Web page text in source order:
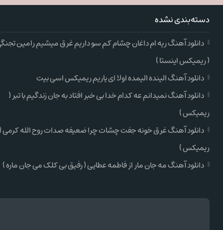
دسته‌بندی نشده
دانلود آهنگ ریه ام داغان چشام کم سو داریم غرق میشیم رامین
( ریمیکس اینستا )
دانلود آهنگ الینده الیمده اولا ای یاریم ریمیکس اسی بیت
دانلود آهنگ نمیدانم عه کدام خدا بی خبر افتاد به جان زندگیم با تبر (
ریمیکس )
دانلود آهنگ غرق خونه جفت چشات چرا ضعیفه صدات روح الله کرمی (
ریمیکس )
دانلود آهنگ مه جان مار از فاطمه عطایی ( رفیق بی کلک می جان ماره )